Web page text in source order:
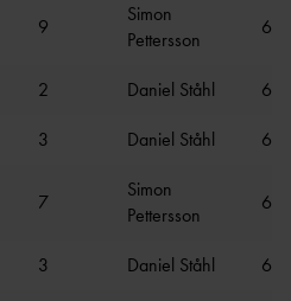
9
Simon
Pettersson
2 Daniel Ståhl
3 Daniel Ståhl
7
Simon
Pettersson
3 Daniel Ståhl